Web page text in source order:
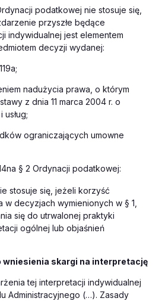
podatkowej nie stosuje się,
przyszłe będące
indywidualnej jest elementem
decyzji wydanej:
nadużycia prawa, o którym
z dnia 11 marca 2004 r. o
ograniczających umowne
§ 2 Ordynacji podatkowej:
stosuje się, jeżeli korzyść
decyzjach wymienionych w § 1,
się do utrwalonej praktyki
ogólnej lub objaśnień
wniesienia skargi na interpretację
tej interpretacji indywidualnej
Administracyjnego (…). Zasady